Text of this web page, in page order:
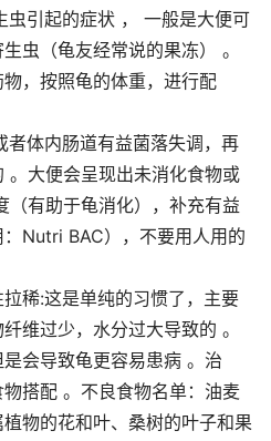
虫引起的症状 ， 一般是大便可
虫（龟友经常说的果冻） 。
，按照龟的体重，进行配
者体内肠道有益菌落失调，再
。大便会呈现出未消化食物或
（有助于龟消化），补充有益
Nutri BAC），不要用人用的
拉稀:这是单纯的习惯了，主要
维过少，水分过大导致的 。
会导致龟更容易患病 。治
搭配 。不良食物名单：油麦
物的花和叶、桑树的叶子和果